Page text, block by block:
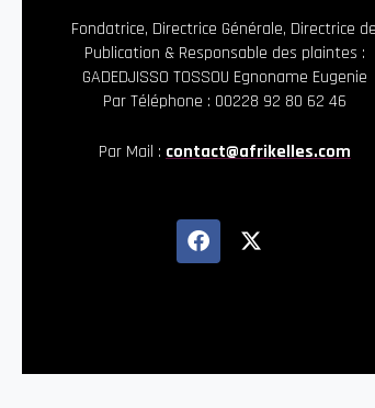
Fondatrice, Directrice Générale, Directrice de
Publication & Responsable des plaintes :
GADEDJISSO TOSSOU Egnoname Eugenie
Par Téléphone : 00228 92 80 62 46
Par Mail : contact@afrikelles.com